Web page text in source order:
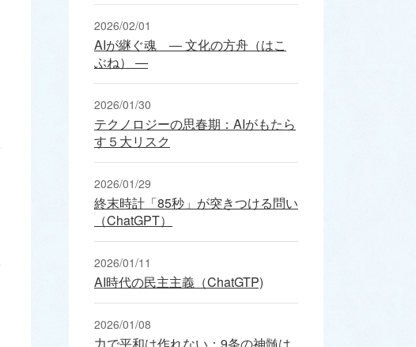
2026/02/01
AIが継ぐ魂 ― 文化の方舟（はこ
ぶね） ―
2026/01/30
テクノロジーの思春期：AIがもたら
す５大リスク
2026/01/29
終末時計「85秒」が突きつける問い
（ChatGPT）
2026/01/11
AI時代の民主主義（ChatGTP)
2026/01/08